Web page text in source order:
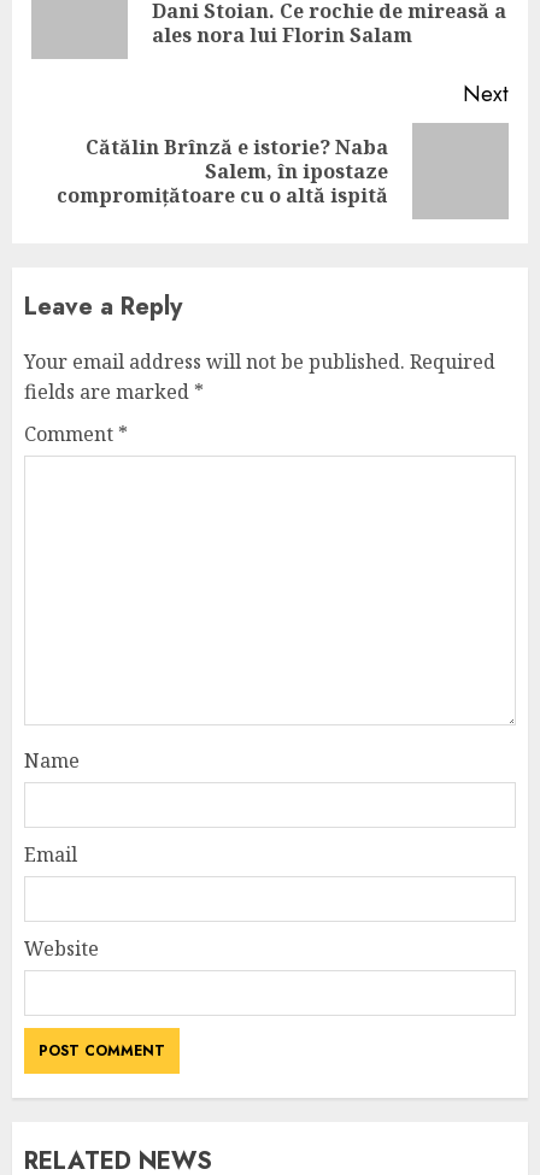
Dani Stoian. Ce rochie de mireasă a
ales nora lui Florin Salam
Next
post:
Cătălin Brînză e istorie? Naba
Salem, în ipostaze
compromițătoare cu o altă ispită
Leave a Reply
Your email address will not be published. Required
fields are marked *
Comment *
Name
Email
Website
RELATED NEWS